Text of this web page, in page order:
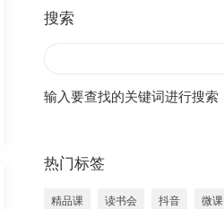
搜索
输入要查找的关键词进行搜索
热门标签
精品课 读书会 抖音 微课